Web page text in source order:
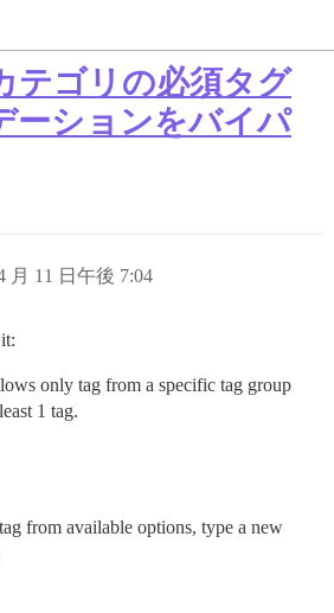
テゴリの必須タグ
ーションをバイパ
月 11 日午後 7:04
only tag from a specific tag group
1 tag.
from available options, type a new